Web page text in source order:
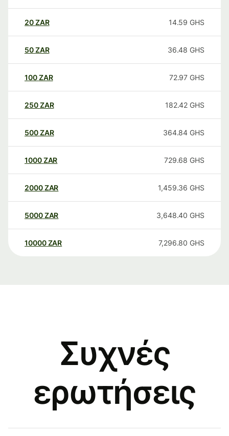
20ZAR 14.59 GHS
50ZAR 36.48 GHS
100ZAR 72.97 GHS
250ZAR 182.42 GHS
500ZAR 364.84 GHS
1000ZAR 729.68 GHS
2000ZAR 1,459.36 GHS
5000ZAR 3,648.40 GHS
10000 ZAR 7,296.80 GHS
Συχνές
ερωτήσεις